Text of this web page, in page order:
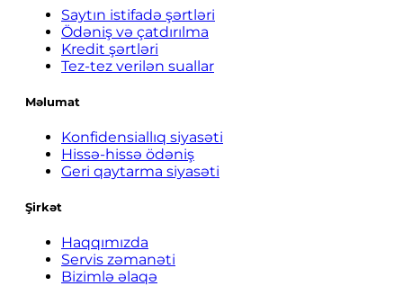
Saytın istifadə şərtləri
Ödəniş və çatdırılma
Kredit şərtləri
Tez-tez verilən suallar
Məlumat
Konfidensiallıq siyasəti
Hissə-hissə ödəniş
Geri qaytarma siyasəti
Şirkət
Haqqımızda
Servis zəmanəti
Bizimlə əlaqə